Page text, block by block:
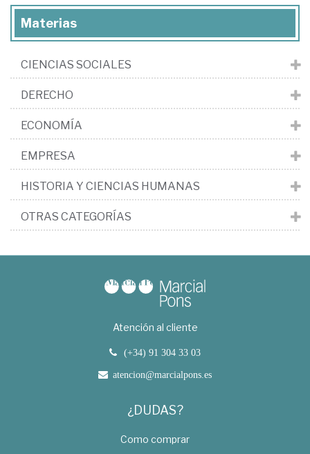
Materias
CIENCIAS SOCIALES
DERECHO
ECONOMÍA
EMPRESA
HISTORIA Y CIENCIAS HUMANAS
OTRAS CATEGORÍAS
Atención al cliente
(+34) 91 304 33 03
atencion@marcialpons.es
¿DUDAS?
Como comprar